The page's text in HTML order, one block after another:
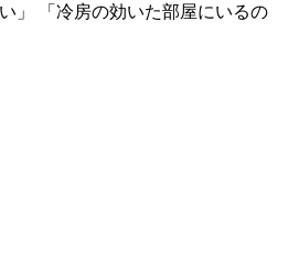
」 「冷房の効いた部屋にいるの